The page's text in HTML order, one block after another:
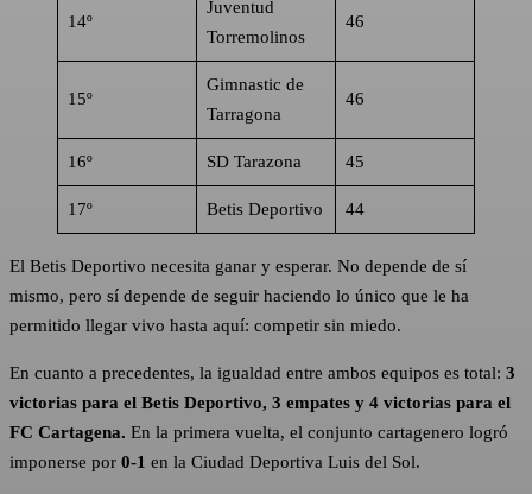
14º
Juventud
Torremolinos
46
15º
Gimnastic de
Tarragona
46
16º SD Tarazona 45
17º Betis Deportivo 44
El Betis Deportivo necesita ganar y esperar. No depende de sí
mismo, pero sí depende de seguir haciendo lo único que le ha
permitido llegar vivo hasta aquí: competir sin miedo.
En cuanto a precedentes, la igualdad entre ambos equipos es total: 3
victorias para el Betis Deportivo, 3 empates y 4 victorias para el
FC Cartagena. En la primera vuelta, el conjunto cartagenero logró
imponerse por 0-1 en la Ciudad Deportiva Luis del Sol.